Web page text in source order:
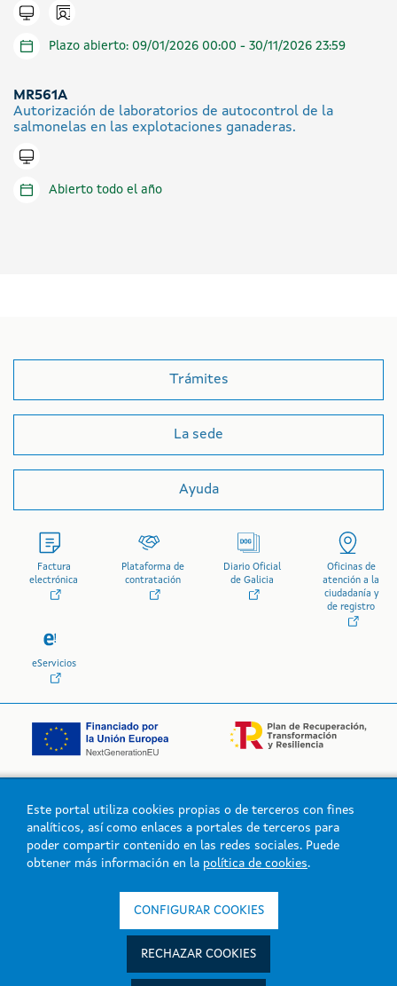
Tramitar en línea
Icono presencial
Plazo abierto: 09/01/2026 00:00 - 30/11/2026 23:59
MR561A
Autorización de laboratorios de autocontrol de la
salmonelas en las explotaciones ganaderas.
Tramitar en línea
Abierto todo el año
Trámites
La sede
Ayuda
Factura
electrónica
Plataforma de
contratación
Diario Oficial
de Galicia
Oficinas de
atención a la
ciudadanía y
de registro
eServicios
Logo de la Xunta de Galicia
Este portal utiliza cookies propias o de terceros con fines
analíticos, así como enlaces a portales de terceros para
poder compartir contenido en las redes sociales. Puede
obtener más información en la política de cookies.
CONFIGURAR COOKIES
RECHAZAR COOKIES